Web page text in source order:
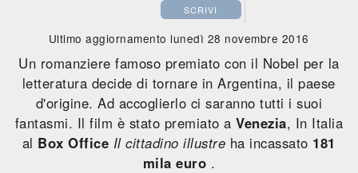
SCRIVI
Ultimo aggiornamento lunedì 28 novembre 2016
Un romanziere famoso premiato con il Nobel per la
letteratura decide di tornare in Argentina, il paese
d'origine. Ad accoglierlo ci saranno tutti i suoi
fantasmi. Il film è stato premiato aVenezia, In Italia
al Box Office Il cittadino illustre ha incassato 181
mila euro .